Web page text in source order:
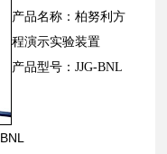
产品名称：柏努利方
程演示实验装置
产品型号：JJG-BNL